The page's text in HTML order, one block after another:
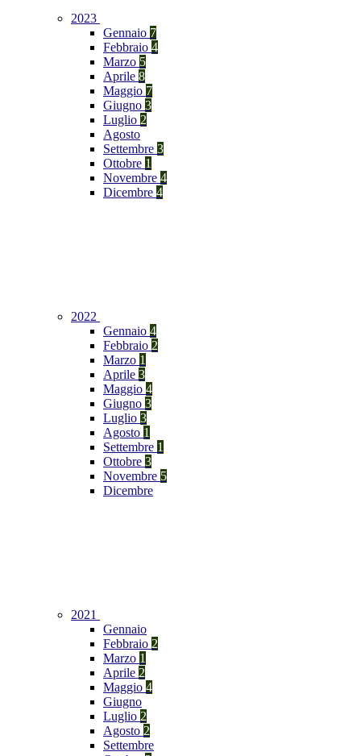
2023
Gennaio 7
Febbraio 4
Marzo 5
Aprile 8
Maggio 7
Giugno 3
Luglio 2
Agosto
Settembre 3
Ottobre 1
Novembre 4
Dicembre 4
2022
Gennaio 4
Febbraio 2
Marzo 1
Aprile 3
Maggio 4
Giugno 3
Luglio 3
Agosto 1
Settembre 1
Ottobre 3
Novembre 5
Dicembre
2021
Gennaio
Febbraio 2
Marzo 1
Aprile 2
Maggio 4
Giugno
Luglio 2
Agosto 2
Settembre